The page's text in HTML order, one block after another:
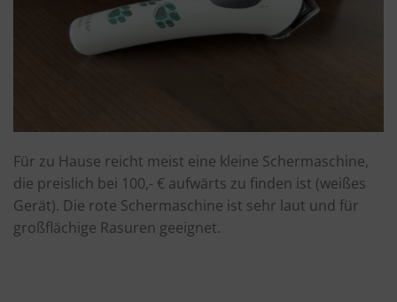
Für zu Hause reicht meist eine kleine Schermaschine,
die preislich bei 100,- € aufwärts zu finden ist (weißes
Gerät). Die rote Schermaschine ist sehr laut und für
großflächige Rasuren geeignet.